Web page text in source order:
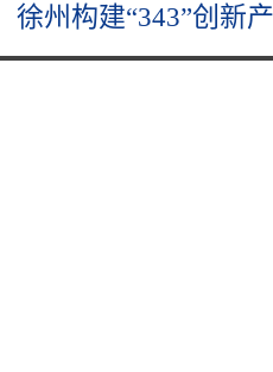
徐州构建“343”创新